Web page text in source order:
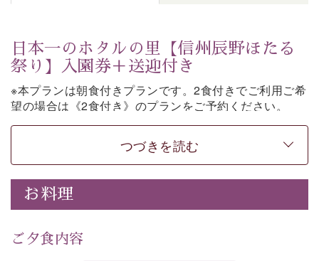
日本一のホタルの里【信州辰野ほたる
祭り】入園券＋送迎付き
※本プランは朝食付きプランです。2食付きでご利用ご希
望の場合は《2食付き》のプランをご予約ください。
「日本一のホタルの里」として知られる辰野町・ほたる
そこで開催される【信州辰野ほたる祭り】への送迎と入
園券がついた期間限定プランをご用意いたしました。
ホタルが織りなす幻想的な光景。昨年は多い日で1日
4,000匹以上のホタルが観測されました。（
像：辰野町）
つづきを読む
お料理
ご夕食内容